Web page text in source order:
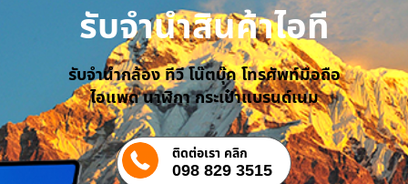
รับจำนำสินค้าไอที
รับจำนำกล้อง ทีวี โน๊ตบุ๊ค โทรศัพท์มือถือ
ไอแพด นาฬิกา กระเป๋าแบรนด์เนม
ติดต่อเรา คลิก
098 829 3515